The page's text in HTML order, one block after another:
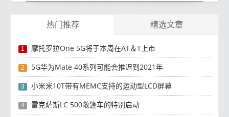
热门推荐 精选文章
1 摩托罗拉One 5G将于本周在AT＆T上市
2 5G华为Mate 40系列可能会推迟到2021年
3 小米米10T带有MEMC支持的运动型LCD屏幕
4 雷克萨斯LC 500敞篷车的特别启动